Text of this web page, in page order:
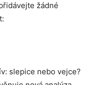
žádné
slepice nebo vejce?